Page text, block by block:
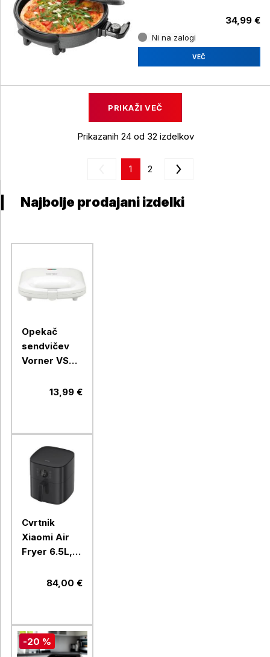
34,99 €
Ni na zalogi
VEČ
PRIKAŽI VEČ
Prikazanih 24 od 32 izdelkov
1 2
Najbolje prodajani izdelki
Opekač
sendvičev
Vorner VST-
13,99 €
Cvrtnik
Xiaomi Air
Fryer 6.5L,
84,00 €
-20 %